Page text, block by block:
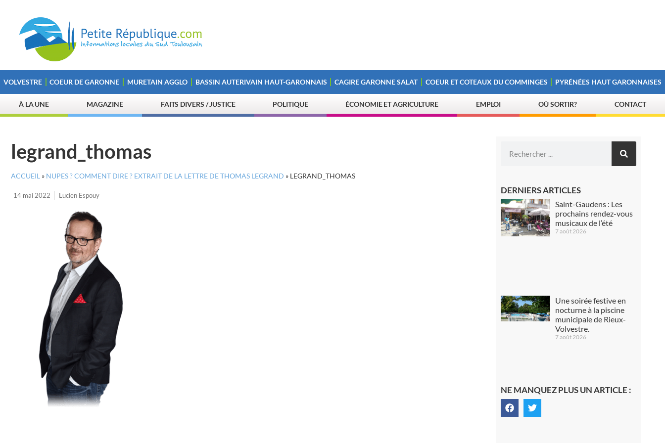
VOLVESTRE COEUR DE GARONNE MURETAIN AGGLO BASSIN AUTERIVAIN HAUT-GARONNAIS CAGIRE GARONNE SALAT COEUR ET COTEAUX DU COMMINGES PYRÉNÉES HAUT GARONNAISES
À LA UNE MAGAZINE FAITS DIVERS / JUSTICE POLITIQUE ÉCONOMIE ET AGRICULTURE EMPLOI OÙ SORTIR? CONTACT
legrand_thomas
ACCUEIL » NUPES ? COMMENT DIRE ? EXTRAIT DE LA LETTRE DE THOMAS LEGRAND » LEGRAND_THOMAS
14 mai 2022 Lucien Espouy DERNIERS ARTICLES
Saint-Gaudens : Les
prochains rendez-vous
musicaux de l’été
7 août 2026
Une soirée festive en
nocturne à la piscine
municipale de Rieux-
Volvestre.
7 août 2026
NE MANQUEZ PLUS UN ARTICLE :